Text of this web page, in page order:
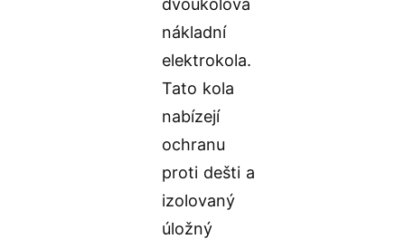
nákladní
elektrokola.
Tato kola
nabízejí
ochranu
proti dešti a
izolovaný
úložný